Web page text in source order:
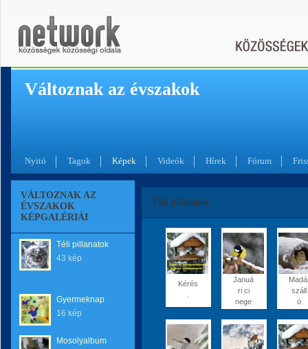
Változnak az évszakok
Nyitó Tagok Képek Videók Hírek Fórum
VÁLTOZNAK AZ
ÉVSZAKOK
KÉPGALÉRIÁI
Téli pillanatok
43 kép
Gyermeknap
16 kép
Mosolyalbum
Téli pillanatok
Kérés
Januá
ri ci
nege
száll
ó